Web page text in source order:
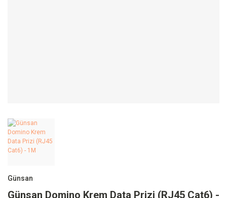
Günsan
Günsan Domino Krem Data Prizi (RJ45 Cat6) -